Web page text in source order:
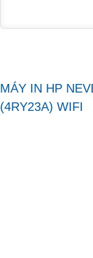
MÁY IN HP
(4RY23A) WIFI